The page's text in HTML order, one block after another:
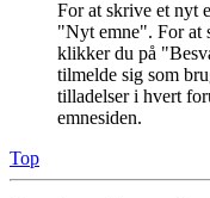
For at skrive et nyt
"Nyt emne". For at
klikker du på
tilmelde sig som
tilladelser i hvert
emnesiden.
Top